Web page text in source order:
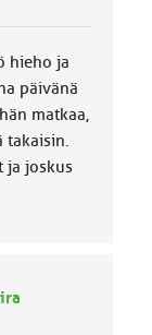
hieho ja
päivänä
matkaa,
takaisin.
ja joskus